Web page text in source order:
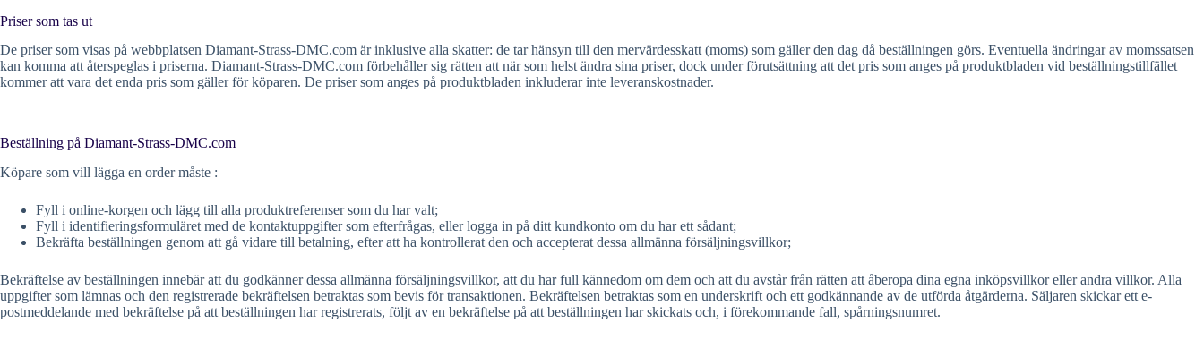
Priser som tas ut
De priser som visas på webbplatsen Diamant-Strass-DMC.com är inklusive alla skatter: de tar hänsyn till den mervärdesskatt (moms) som gäller den dag då beställningen görs. Eventuella ändringar av momssatsen
kan komma att återspeglas i priserna. Diamant-Strass-DMC.com förbehåller sig rätten att när som helst ändra sina priser, dock under förutsättning att det pris som anges på produktbladen vid beställningstillfället
kommer att vara det enda pris som gäller för köparen. De priser som anges på produktbladen inkluderar inte leveranskostnader.
Beställning på Diamant-Strass-DMC.com
Köpare som vill lägga en order måste :
Fyll i online-korgen och lägg till alla produktreferenser som du har valt;
Fyll i identifieringsformuläret med de kontaktuppgifter som efterfrågas, eller logga in på ditt kundkonto om du har ett sådant;
Bekräfta beställningen genom att gå vidare till betalning, efter att ha kontrollerat den och accepterat dessa allmänna försäljningsvillkor;
Bekräftelse av beställningen innebär att du godkänner dessa allmänna försäljningsvillkor, att du har full kännedom om dem och att du avstår från rätten att åberopa dina egna inköpsvillkor eller andra villkor. Alla
uppgifter som lämnas och den registrerade bekräftelsen betraktas som bevis för transaktionen. Bekräftelsen betraktas som en underskrift och ett godkännande av de utförda åtgärderna. Säljaren skickar ett e-
postmeddelande med bekräftelse på att beställningen har registrerats, följt av en bekräftelse på att beställningen har skickats och, i förekommande fall, spårningsnumret.